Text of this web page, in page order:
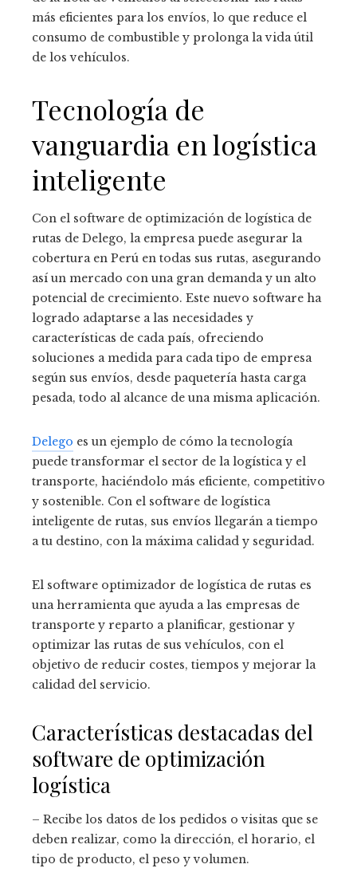
más eficientes para los envíos, lo que reduce el
consumo de combustible y prolonga la vida útil
de los vehículos.
Tecnología de
vanguardia en logística
inteligente
Con el software de optimización de logística de
rutas de Delego, la empresa puede asegurar la
cobertura en Perú en todas sus rutas, asegurando
así un mercado con una gran demanda y un alto
potencial de crecimiento. Este nuevo software ha
logrado adaptarse a las necesidades y
características de cada país, ofreciendo
soluciones a medida para cada tipo de empresa
según sus envíos, desde paquetería hasta carga
pesada, todo al alcance de una misma aplicación.
Delego es un ejemplo de cómo la tecnología
puede transformar el sector de la logística y el
transporte, haciéndolo más eficiente, competitivo
y sostenible. Con el software de logística
inteligente de rutas, sus envíos llegarán a tiempo
a tu destino, con la máxima calidad y seguridad.
El software optimizador de logística de rutas es
una herramienta que ayuda a las empresas de
transporte y reparto a planificar, gestionar y
optimizar las rutas de sus vehículos, con el
objetivo de reducir costes, tiempos y mejorar la
calidad del servicio.
Características destacadas del
software de optimización
logística
– Recibe los datos de los pedidos o visitas que se
deben realizar, como la dirección, el horario, el
tipo de producto, el peso y volumen.